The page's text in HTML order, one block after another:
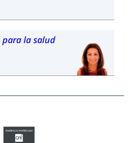
para la salud